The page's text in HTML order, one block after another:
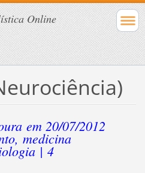
Online
em 20/07/2012
, medicina
| 4